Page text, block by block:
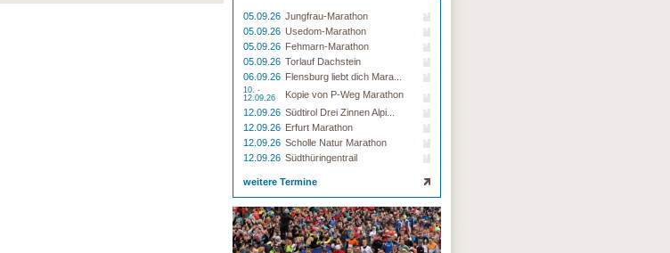
05.09.26 Jungfrau-Marathon
05.09.26 Usedom-Marathon
05.09.26 Fehmarn-Marathon
05.09.26 Torlauf Dachstein
06.09.26 Flensburg liebt dich Mara...
10. -
12.09.26
Kopie von P-Weg Marathon
12.09.26 Südtirol Drei Zinnen Alpi...
12.09.26 Erfurt Marathon
12.09.26 Scholle Natur Marathon
12.09.26 Südthüringentrail
weitere Termine